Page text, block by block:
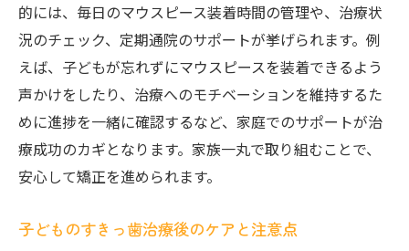
的には、毎日のマウスピース装着時間の管理や、治療状
況のチェック、定期通院のサポートが挙げられます。例
えば、子どもが忘れずにマウスピースを装着できるよう
声かけをしたり、治療へのモチベーションを維持するた
めに進捗を一緒に確認するなど、家庭でのサポートが治
療成功のカギとなります。家族一丸で取り組むことで、
安心して矯正を進められます。
子どものすきっ歯治療後のケアと注意点